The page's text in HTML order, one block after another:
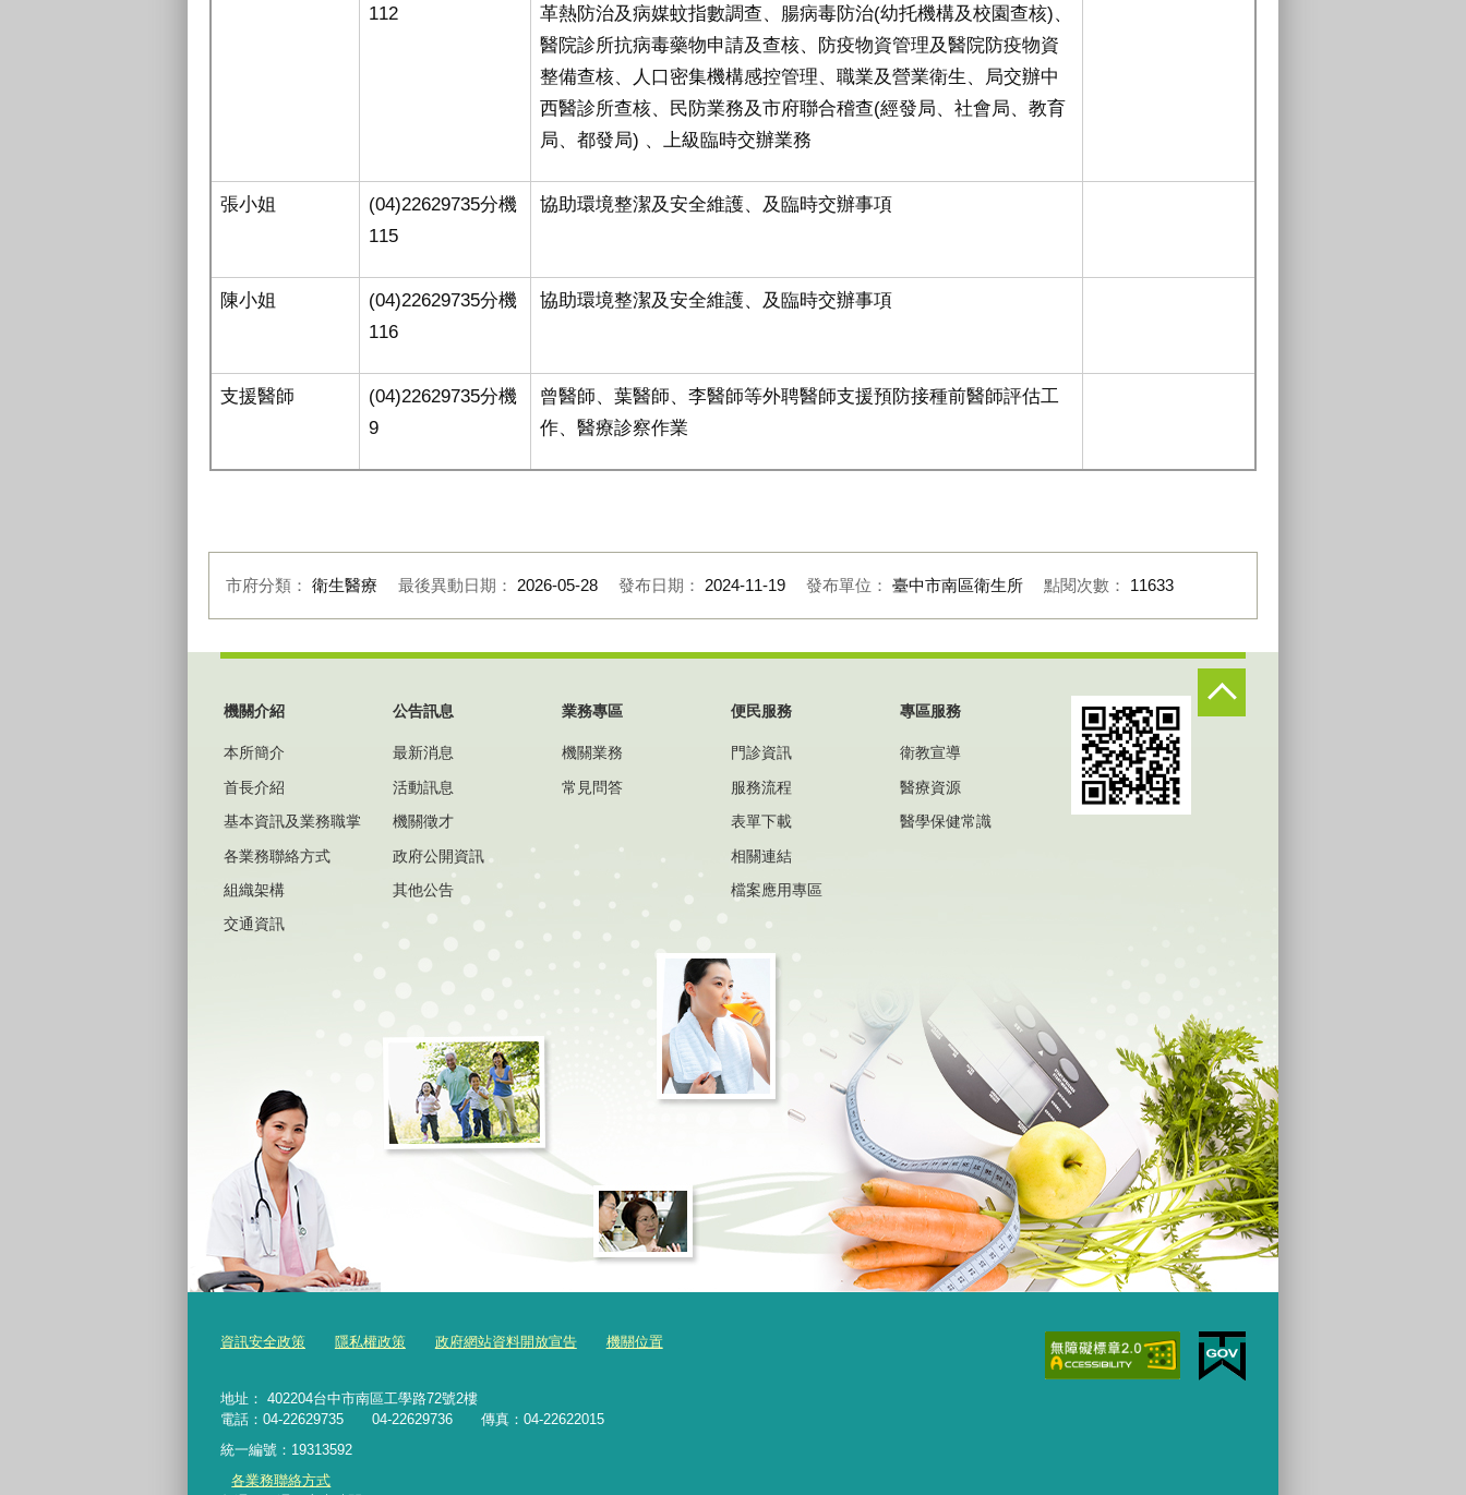
112
革熱防治及病媒蚊指數調查、腸病毒防治(幼托機構及校園查核)
醫院診所抗病毒藥物申請及查核、防疫物資管理及醫院防疫物資
整備查核、人口密集機構感控管理、職業及營業衛生、局交辦中
西醫診所查核、民防業務及市府聯合稽查(經發局、社會局、教育
局、都發局) 、上級臨時交辦業務
張小姐
(04)22629735分機
115
協助環境整潔及安全維護、及臨時交辦事項
陳小姐
(04)22629735分機
116
協助環境整潔及安全維護、及臨時交辦事項
支援醫師
(04)22629735分機
9
曾醫師、葉醫師、李醫師等外聘醫師支援預防接種前醫師評估工
作、醫療診察作業
市府分類： 衛生醫療 最後異動日期： 2026-05-28 發布日期： 2024-11-19 發布單位： 臺中市南區衛生所 點閱次數： 11633
機關介紹
本所簡介
首長介紹
基本資訊及業務職掌
各業務聯絡方式
組織架構
交通資訊
公告訊息
最新消息
活動訊息
機關徵才
政府公開資訊
其他公告
業務專區
機關業務
常見問答
便民服務
門診資訊
服務流程
表單下載
相關連結
檔案應用專區
專區服務
衛教宣導
醫療資源
醫學保健常識
資訊安全政策 隱私權政策 政府網站資料開放宣告 機關位置
地址： 402204台中市南區工學路72號2樓
電話：04-22629735 04-22629736 傳真：04-22622015
統一編號：19313592
各業務聯絡方式